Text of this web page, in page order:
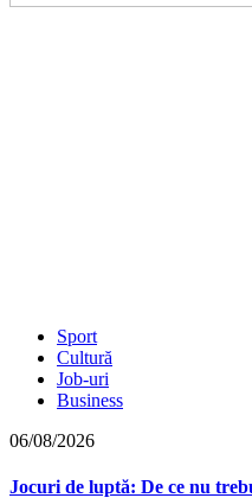
Sport
Cultură
Job-uri
Business
06/08/2026
Jocuri de luptă: De ce nu